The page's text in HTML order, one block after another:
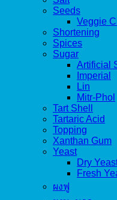
Seeds
Veggie
Shortening
Spices
Sugar
Artificial
Imperial
Lin
Mitr-Phol
Tart Shell
Tartaric Acid
Topping
Xanthan Gum
Yeast
Dry
Fresh
ผงฟู